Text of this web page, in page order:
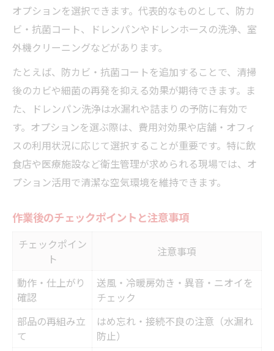
オプションを選択できます。代表的なものとして、防カ
ビ・抗菌コート、ドレンパンやドレンホースの洗浄、室
外機クリーニングなどがあります。
たとえば、防カビ・抗菌コートを追加することで、清掃
後のカビや細菌の再発を抑える効果が期待できます。ま
た、ドレンパン洗浄は水漏れや詰まりの予防に有効で
す。オプションを選ぶ際は、費用対効果や店舗・オフィ
スの利用状況に応じて選択することが重要です。特に飲
食店や医療施設など衛生管理が求められる現場では、オ
プション活用で清潔な空気環境を維持できます。
作業後のチェックポイントと注意事項
チェックポイン
ト
注意事項
動作・仕上がり
確認
送風・冷暖房効き・異音・ニオイを
チェック
部品の再組み立
て
はめ忘れ・接続不良の注意（水漏れ
防止）